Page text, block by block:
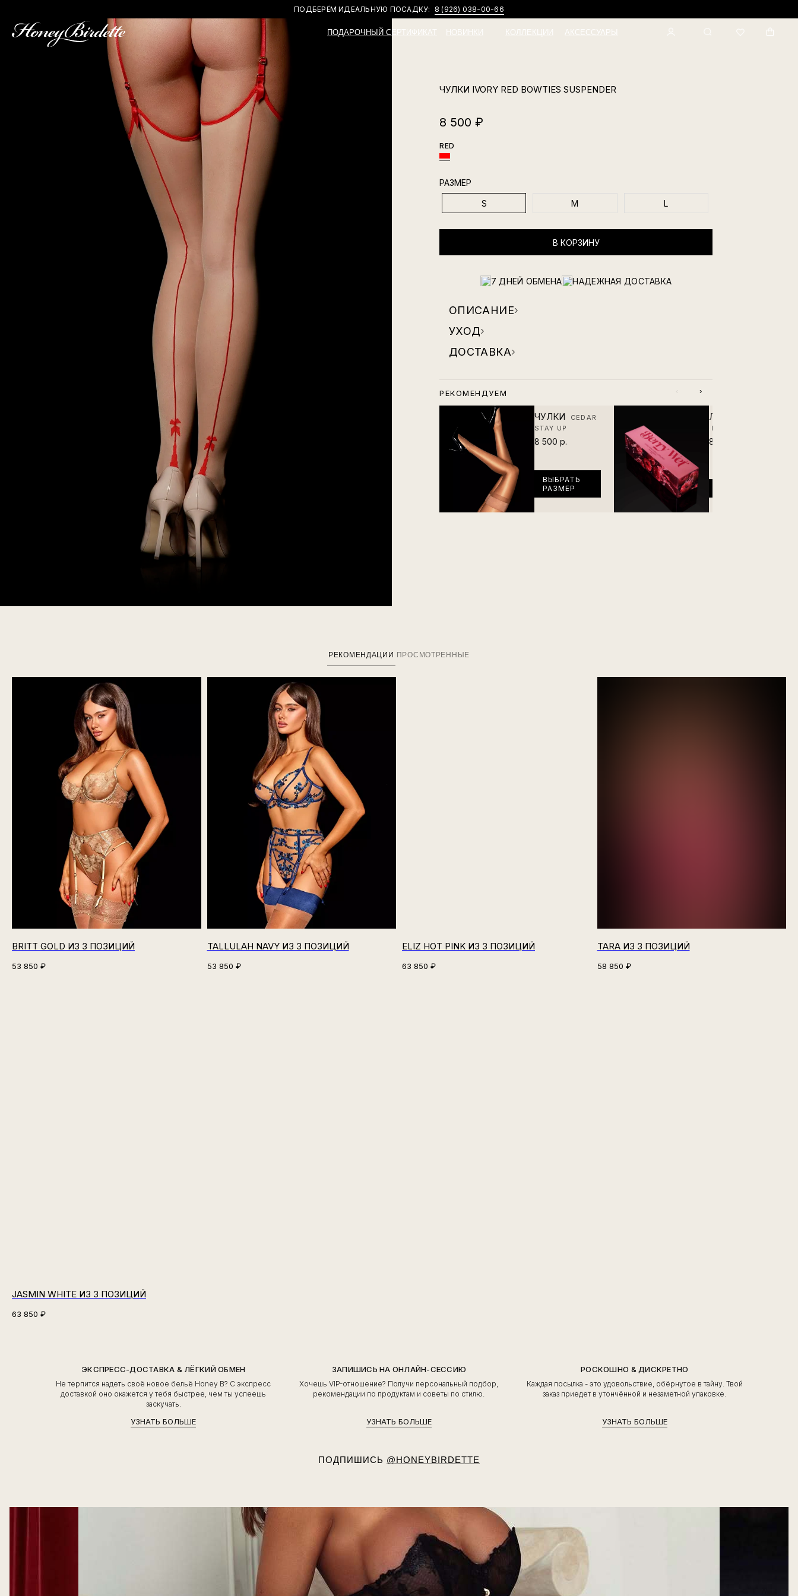
НОВИНКИ И ПРИВАТНЫЕ АКЦИИ В TELEGRAM-КАНАЛЕ
НОВИНКИ КОЛЛЕКЦИИ
ПОДАРОЧНЫЙ СЕРТИФИКАТ АКСЕССУАРЫ
ЧУЛКИ IVORY RED BOWTIES SUSPENDER
8 500 ₽
RED
РАЗМЕР
S M L
В КОРЗИНУ
7 ДНЕЙ ОБМЕНА НАДЕЖНАЯ ДОСТАВКА
ОПИСАНИЕ›
УХОД›
ДОСТАВКА›
РЕКОМЕНДУЕМ ›
ЧУЛКИ
CEDAR
STAY UP
8 500 р.
ВЫБРАТЬ
РАЗМЕР
ЛУБРИКАНТ
BERRY WET
8 500 р.
РЕКОМЕНДАЦИИ ПРОСМОТРЕННЫЕ
BRITT GOLD ИЗ 3 ПОЗИЦИЙ
53 850 ₽
TALLULAH NAVY ИЗ 3 ПОЗИЦИЙ
53 850 ₽
ELIZ HOT PINK ИЗ 3 ПОЗИЦИЙ
63 850 ₽
TARA ИЗ 3 ПОЗИЦИЙ
58 850 ₽
JASMIN WHITE ИЗ 3 ПОЗИЦИЙ
63 850 ₽
ЭКСПРЕСС-ДОСТАВКА & ЛЁГКИЙ ОБМЕН
Не терпится надеть своё новое бельё Honey B? С экспресс
доставкой оно окажется у тебя быстрее, чем ты успеешь
заскучать.
УЗНАТЬ БОЛЬШЕ
ЗАПИШИСЬ НА ОНЛАЙН-СЕССИЮ
Хочешь VIP-отношение? Получи персональный подбор,
рекомендации по продуктам и советы по стилю.
УЗНАТЬ БОЛЬШЕ
РОСКОШНО & ДИСКРЕТНО
Каждая посылка - это удовольствие, обёрнутое в тайну. Твой
заказ приедет в утончённой и незаметной упаковке.
УЗНАТЬ БОЛЬШЕ
ПОДПИШИСЬ @HONEYBIRDETTE